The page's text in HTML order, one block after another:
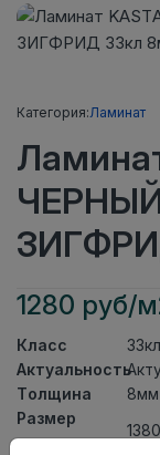
Категория:Ламинат
1280 руб/
Класс
33кл
Актуальность
Толщина
8мм
Размер
доски